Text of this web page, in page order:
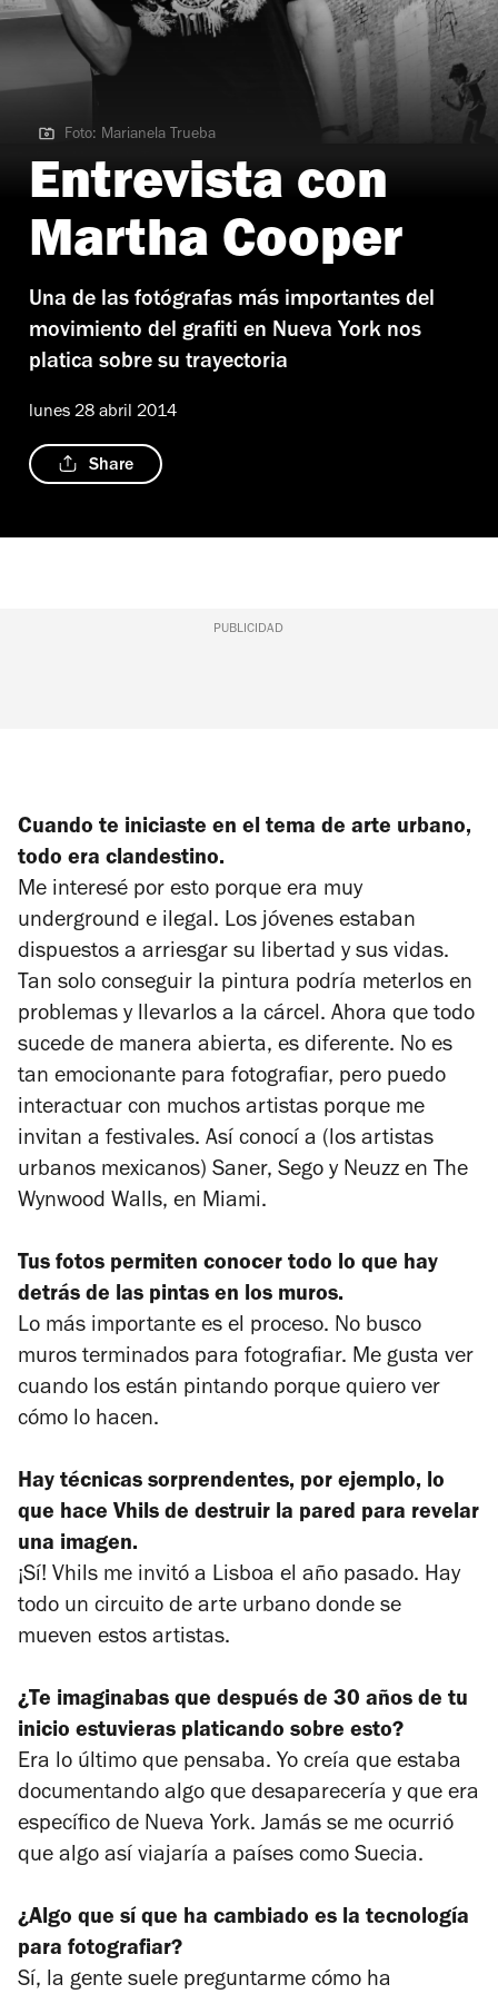
Foto: Marianela Trueba
Foto: Marianela Trueba
Entrevista con
Martha Cooper
Una de las fotógrafas más importantes del
movimiento del grafiti en Nueva York nos
platica sobre su trayectoria
lunes 28 abril 2014
Share
PUBLICIDAD
Cuando te iniciaste en el tema de arte urbano,
todo era clandestino.
Me interesé por esto porque era muy
underground e ilegal. Los jóvenes estaban
dispuestos a arriesgar su libertad y sus vidas.
Tan solo conseguir la pintura podría meterlos en
problemas y llevarlos a la cárcel. Ahora que todo
sucede de manera abierta, es diferente. No es
tan emocionante para fotografiar, pero puedo
interactuar con muchos artistas porque me
invitan a festivales. Así conocí a (los artistas
urbanos mexicanos) Saner, Sego y Neuzz en The
Wynwood Walls, en Miami.
Tus fotos permiten conocer todo lo que hay
detrás de las pintas en los muros.
Lo más importante es el proceso. No busco
muros terminados para fotografiar. Me gusta ver
cuando los están pintando porque quiero ver
cómo lo hacen.
Hay técnicas sorprendentes, por ejemplo, lo
que hace Vhils de destruir la pared para revelar
una imagen.
¡Sí! Vhils me invitó a Lisboa el año pasado. Hay
todo un circuito de arte urbano donde se
mueven estos artistas.
¿Te imaginabas que después de 30 años de tu
inicio estuvieras platicando sobre esto?
Era lo último que pensaba. Yo creía que estaba
documentando algo que desaparecería y que era
específico de Nueva York. Jamás se me ocurrió
que algo así viajaría a países como Suecia.
¿Algo que sí que ha cambiado es la tecnología
para fotografiar?
Sí, la gente suele preguntarme cómo ha